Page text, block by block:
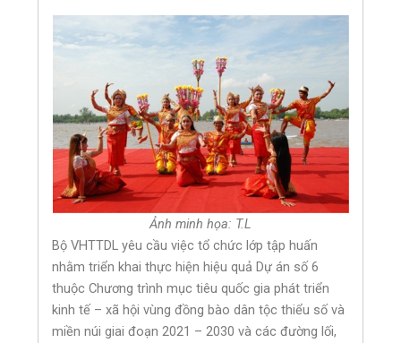
Ảnh minh họa: T.L
Bộ VHTTDL yêu cầu việc tổ chức lớp tập huấn
nhằm triển khai thực hiện hiệu quả Dự án số 6
thuộc Chương trình mục tiêu quốc gia phát triển
kinh tế – xã hội vùng đồng bào dân tộc thiểu số và
miền núi giai đoạn 2021 – 2030 và các đường lối,